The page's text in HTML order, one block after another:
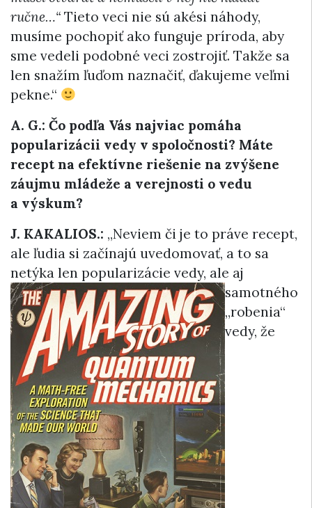
ručne…“ Tieto veci nie sú akési náhody,
musíme pochopiť ako funguje príroda, aby
sme vedeli podobné veci zostrojiť. Takže sa
len snažím ľuďom naznačiť, ďakujeme veľmi
pekne.“
A. G.: Čo podľa Vás najviac pomáha
popularizácii vedy v spoločnosti? Máte
recept na efektívne riešenie na zvýšene
záujmu mládeže a verejnosti o vedu
a výskum?
J. KAKALIOS.: „Neviem či je to práve recept,
ale ľudia si začínajú uvedomovať, a to sa
netýka len popularizácie vedy, ale aj
samotného
„robenia“
vedy, že